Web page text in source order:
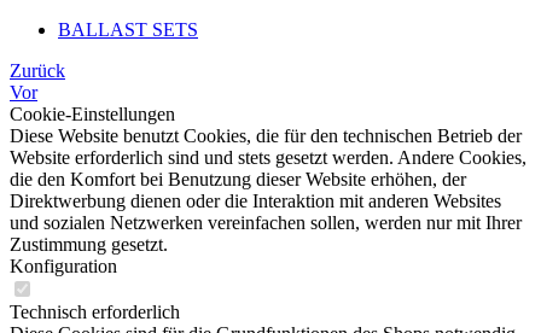
BALLAST SETS
Zurück
Vor
Cookie-Einstellungen
Diese Website benutzt Cookies, die für den technischen Betrieb der
Website erforderlich sind und stets gesetzt werden. Andere Cookies,
die den Komfort bei Benutzung dieser Website erhöhen, der
Direktwerbung dienen oder die Interaktion mit anderen Websites
und sozialen Netzwerken vereinfachen sollen, werden nur mit Ihrer
Zustimmung gesetzt.
Konfiguration
Technisch erforderlich